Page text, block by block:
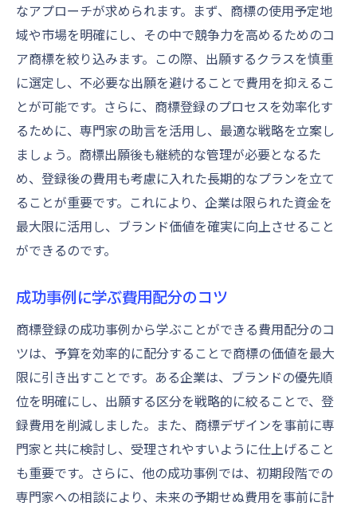
なアプローチが求められます。まず、商標の使用予定地
域や市場を明確にし、その中で競争力を高めるためのコ
ア商標を絞り込みます。この際、出願するクラスを慎重
に選定し、不必要な出願を避けることで費用を抑えるこ
とが可能です。さらに、商標登録のプロセスを効率化す
るために、専門家の助言を活用し、最適な戦略を立案し
ましょう。商標出願後も継続的な管理が必要となるた
め、登録後の費用も考慮に入れた長期的なプランを立て
ることが重要です。これにより、企業は限られた資金を
最大限に活用し、ブランド価値を確実に向上させること
ができるのです。
成功事例に学ぶ費用配分のコツ
商標登録の成功事例から学ぶことができる費用配分のコ
ツは、予算を効率的に配分することで商標の価値を最大
限に引き出すことです。ある企業は、ブランドの優先順
位を明確にし、出願する区分を戦略的に絞ることで、登
録費用を削減しました。また、商標デザインを事前に専
門家と共に検討し、受理されやすいように仕上げること
も重要です。さらに、他の成功事例では、初期段階での
専門家への相談により、未来の予期せぬ費用を事前に計